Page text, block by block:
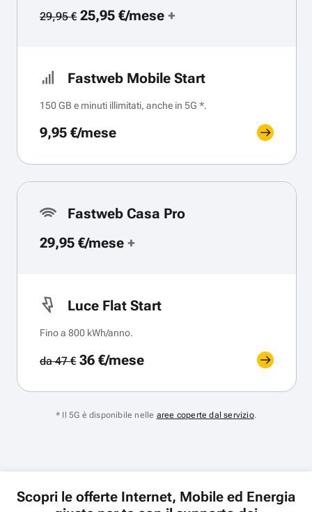
29,95 €25,95 €/mese+
Fastweb Mobile Start
150 GB e minuti illimitati, anche in 5G *.
9,95 €/mese
Fastweb Casa Pro
29,95 €/mese +
Luce Flat Start
Fino a 800 kWh/anno.
da 47 €36 €/mese
* Il 5G è disponibile nelle aree coperte dal servizio.
Scopri le offerte Internet, Mobile ed Energia